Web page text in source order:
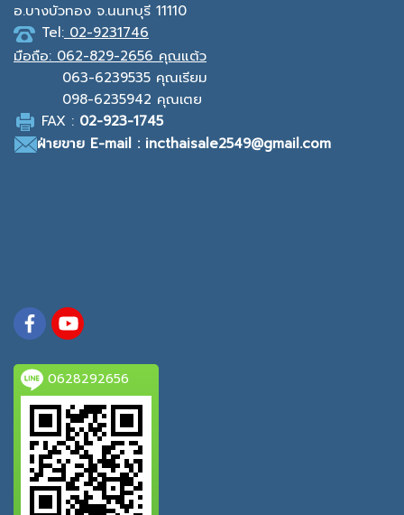
อ.บางบัวทอง จ.นนทบุรี 11110
Tel: 02-9231746
มือถือ: 062-829-2656 คุณแต้ว
063-6239535 คุณเรียม
098-6235942 คุณเตย
FAX : 02-923-1745
ฝ่ายขาย E-mail : incthaisale2549@gmail.com
0628292656